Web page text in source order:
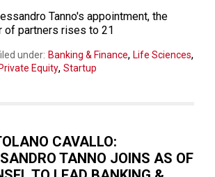
Tanno's appointment, the
of partners rises to 21
under: Banking & Finance, Life Sciences,
Private Equity, Startup
CAVALLO:
TANNO JOINS AS OF